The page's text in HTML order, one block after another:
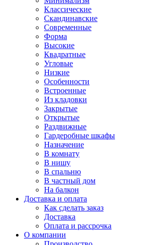
Классические
Скандинавские
Современные
Форма
Высокие
Квадратные
Угловые
Низкие
Особенности
Встроенные
Из кладовки
Закрытые
Открытые
Раздвижные
Гардеробные шкафы
Назначение
В комнату
В нишу
В спальню
В частный дом
На балкон
Доставка и оплата
Как сделать заказ
Доставка
Оплата и рассрочка
О компании